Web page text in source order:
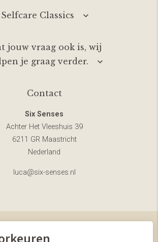
Selfcare Classics
jouw vraag ook is, wij
je graag verder.
Contact
Six Senses
Achter Het Vleeshuis 39
6211 GR Maastricht
Nederland
luca@six-senses.nl
© Six Senses